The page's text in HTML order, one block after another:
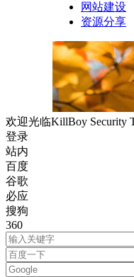
网站建设
资源分享
欢迎光临KillBoy Security
登录
站内
百度
谷歌
必应
搜狗
360